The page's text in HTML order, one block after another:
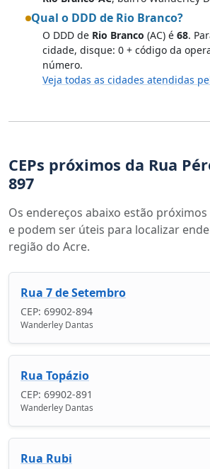
Qual o DDD de Rio Branco?
O DDD de Rio Branco (AC) é 68.
cidade, disque: 0 + código da
número.
Veja todas as cidades atendidas
CEPs próximos da Rua
897
Os endereços abaixo estão próximos
e podem ser úteis para localizar
região do Acre.
Rua 7 de Setembro
CEP: 69902-894
Wanderley Dantas
Rua Topázio
CEP: 69902-891
Wanderley Dantas
Rua Rubi